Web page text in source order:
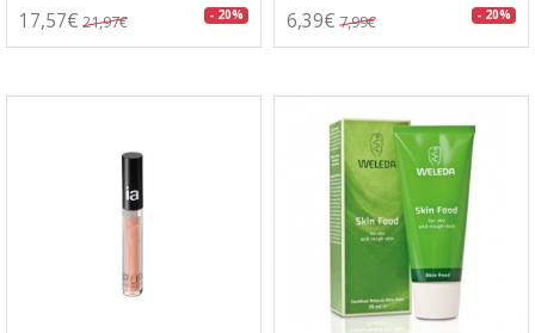
17,57€ 21,97€ - 20% 6,39€ 7,99€ - 20%